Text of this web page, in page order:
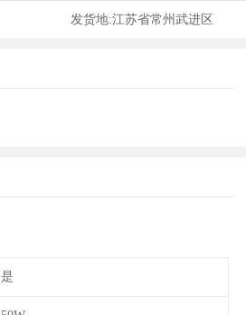
发货地:江苏省常州武进区
是